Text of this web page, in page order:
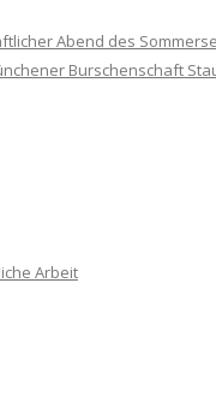
Abend des
Burschenschaft
Arbeit